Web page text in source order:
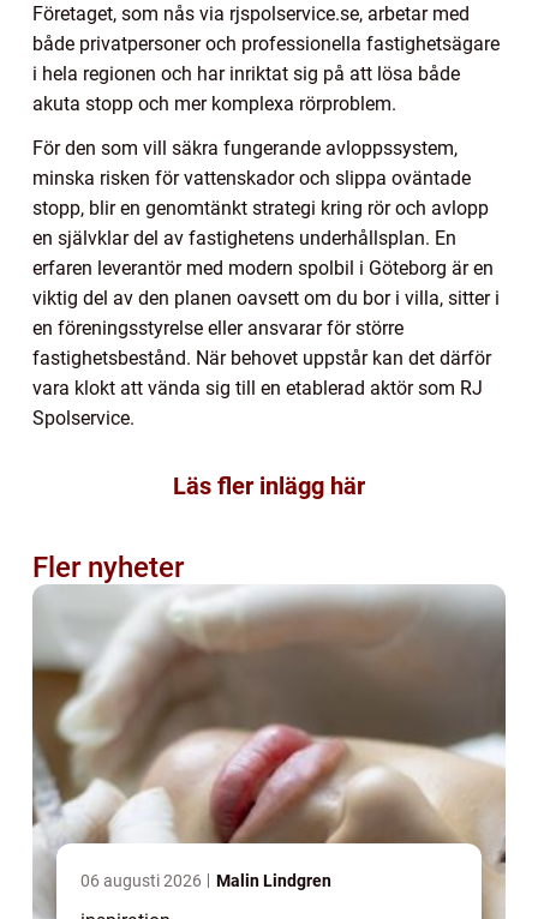
Företaget, som nås via rjspolservice.se, arbetar med
både privatpersoner och professionella fastighetsägare
i hela regionen och har inriktat sig på att lösa både
akuta stopp och mer komplexa rörproblem.
För den som vill säkra fungerande avloppssystem,
minska risken för vattenskador och slippa oväntade
stopp, blir en genomtänkt strategi kring rör och avlopp
en självklar del av fastighetens underhållsplan. En
erfaren leverantör med modern spolbil i Göteborg är en
viktig del av den planen oavsett om du bor i villa, sitter i
en föreningsstyrelse eller ansvarar för större
fastighetsbestånd. När behovet uppstår kan det därför
vara klokt att vända sig till en etablerad aktör som RJ
Spolservice.
Läs fler inlägg här
Fler nyheter
06 augusti 2026 Malin Lindgren